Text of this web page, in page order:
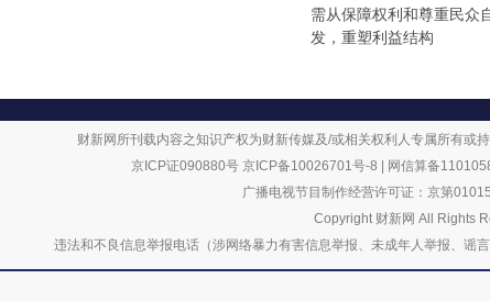
需从保障权利和尊重民众
发，重塑利益结构
财新网所刊载内容之知识产权为财新传媒及/或相关权利人专属所有或
京ICP证090880号 京ICP备10026701号-8 网信算备
广播电视节目制作经营许可证：京第
Copyright 财新网 All Rights
违法和不良信息举报电话（涉网络暴力有害信息举报、未成年人举报、